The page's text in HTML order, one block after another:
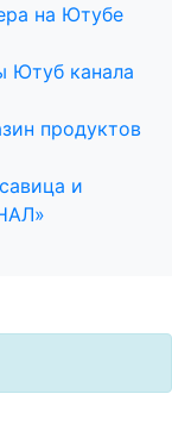
на Ютубе
Ютуб канала
продуктов
и